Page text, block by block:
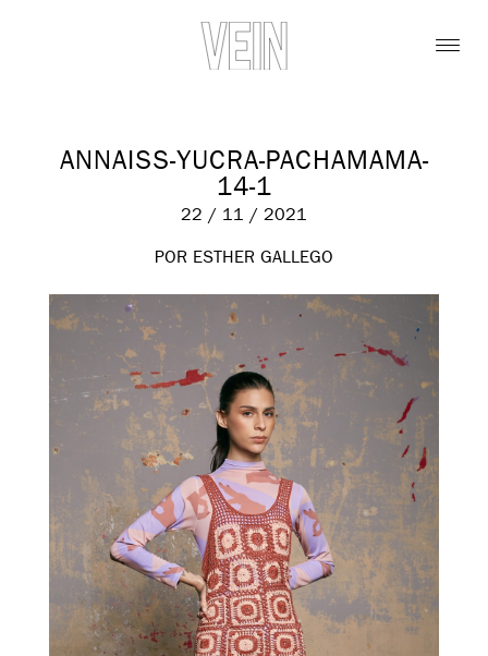
ANNAISS-YUCRA-PACHAMAMA-
14-1
22 / 11 / 2021
POR ESTHER GALLEGO